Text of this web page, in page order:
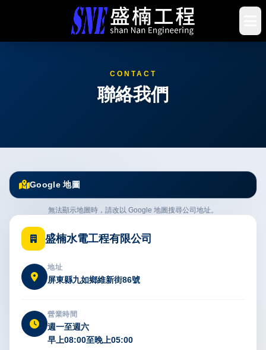
CONTACT
聯絡我們
盛楠水電工程有限公司
地址
屏東縣九如鄉維新街86號
營業時間
週一至週六
早上08:00至晚上05:00
Google 地圖
無法顯示地圖時，請改以 Google 地圖搜尋公司地址。